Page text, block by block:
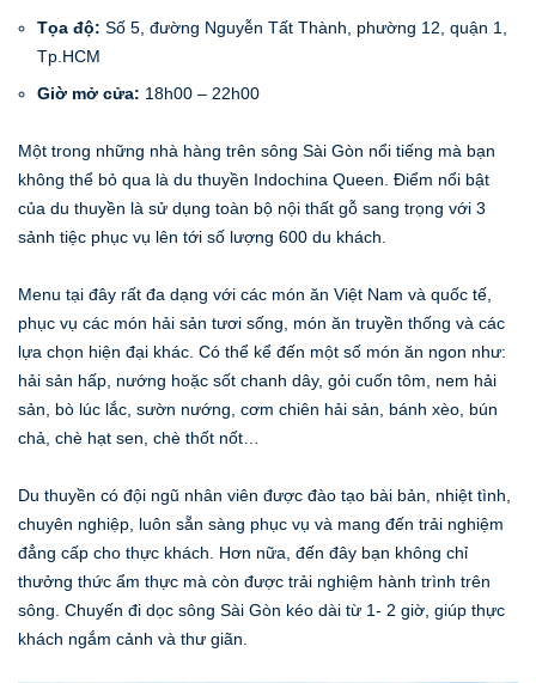
Tọa độ: Số 5, đường Nguyễn Tất Thành, phường 12, quận 1,
Tp.HCM
Giờ mở cửa: 18h00 – 22h00
Một trong những nhà hàng trên sông Sài Gòn nổi tiếng mà bạn
không thể bỏ qua là du thuyền Indochina Queen. Điểm nổi bật
của du thuyền là sử dụng toàn bộ nội thất gỗ sang trọng với 3
sảnh tiệc phục vụ lên tới số lượng 600 du khách.
Menu tại đây rất đa dạng với các món ăn Việt Nam và quốc tế,
phục vụ các món hải sản tươi sống, món ăn truyền thống và các
lựa chọn hiện đại khác. Có thể kể đến một số món ăn ngon như:
hải sản hấp, nướng hoặc sốt chanh dây, gỏi cuốn tôm, nem hải
sản, bò lúc lắc, sườn nướng, cơm chiên hải sản, bánh xèo, bún
chả, chè hạt sen, chè thốt nốt…
Du thuyền có đội ngũ nhân viên được đào tạo bài bản, nhiệt tình,
chuyên nghiệp, luôn sẵn sàng phục vụ và mang đến trải nghiệm
đẳng cấp cho thực khách. Hơn nữa, đến đây bạn không chỉ
thưởng thức ẩm thực mà còn được trải nghiệm hành trình trên
sông. Chuyến đi dọc sông Sài Gòn kéo dài từ 1- 2 giờ, giúp thực
khách ngắm cảnh và thư giãn.